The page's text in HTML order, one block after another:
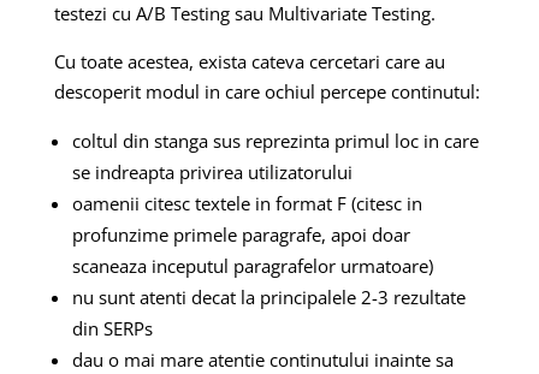
testezi cu A/B Testing sau Multivariate Testing.
Cu toate acestea, exista cateva cercetari care au
descoperit modul in care ochiul percepe continutul:
coltul din stanga sus reprezinta primul loc in care
se indreapta privirea utilizatorului
oamenii citesc textele in format F (citesc in
profunzime primele paragrafe, apoi doar
scaneaza inceputul paragrafelor urmatoare)
nu sunt atenti decat la principalele 2-3 rezultate
din SERPs
dau o mai mare atentie continutului inainte sa